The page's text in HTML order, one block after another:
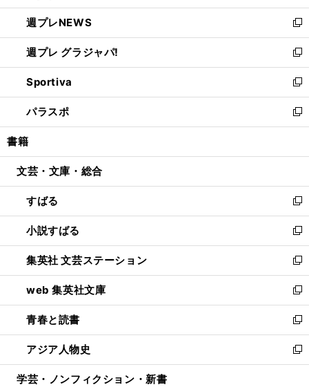
開
く
ウ
で
開
く
ン
ド
ウ
で
開
く
し
い
ウ
ィ
ン
ド
ウ
で
開
週プレNEWS
新
し
い
ウ
ィ
ン
ド
ウ
開
週プレ グラジャパ!
新
し
い
ウ
ィ
ン
ウ
開
く
Sportiva
新
し
い
ウ
ン
ウ
で
開
く
パラスポ
新
し
ウ
ン
ド
ウ
で
開
く
書籍
文芸・文庫・総合
すばる
新
し
い
ウ
ィ
ン
ド
ウ
で
開
く
小説すばる
新
し
い
ウ
ィ
ン
ド
ウ
で
開
集英社 文芸ステーション
新
し
い
ウ
ィ
ン
ド
ウ
web 集英社文庫
新
し
い
ウ
ィ
ン
青春と読書
新
し
い
ウ
アジア人物史
新
し
学芸・ノンフィクション・新書